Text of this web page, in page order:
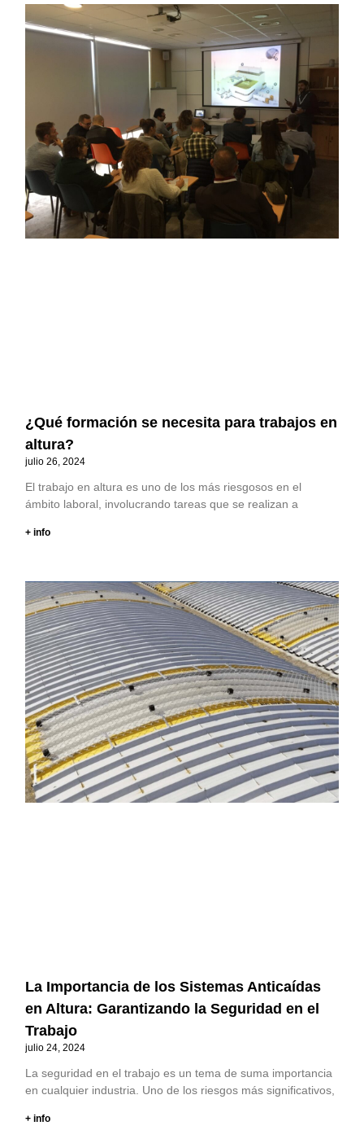
¿Qué formación se necesita para trabajos en
altura?
julio 26, 2024
El trabajo en altura es uno de los más riesgosos en el
ámbito laboral, involucrando tareas que se realizan a
+ info
La Importancia de los Sistemas Anticaídas
en Altura: Garantizando la Seguridad en el
Trabajo
julio 24, 2024
La seguridad en el trabajo es un tema de suma importancia
en cualquier industria. Uno de los riesgos más significativos,
+ info